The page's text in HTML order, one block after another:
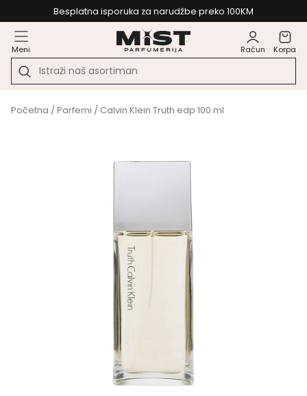
Besplatna isporuka za narudžbe preko 100KM
Meni Račun Korpa
Početna /Parfemi / Calvin Klein Truth edp 100 ml